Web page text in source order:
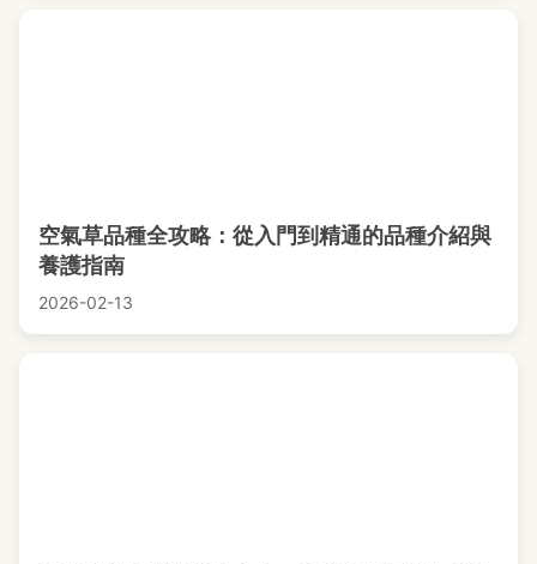
空氣草品種全攻略：從入門到精通的品種介紹與
養護指南
2026-02-13